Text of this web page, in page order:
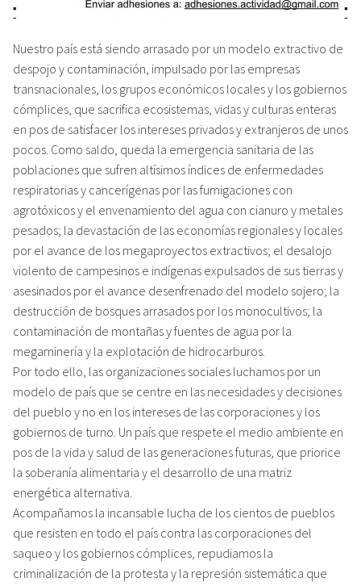
Nuestro país está siendo arrasado por un modelo extractivo de
despojo y contaminación, impulsado por las empresas
transnacionales, los grupos económicos locales y los gobiernos
cómplices, que sacrifica ecosistemas, vidas y culturas enteras
en pos de satisfacer los intereses privados y extranjeros de unos
pocos. Como saldo, queda la emergencia sanitaria de las
poblaciones que sufren altísimos índices de enfermedades
respiratorias y cancerígenas por las fumigaciones con
agrotóxicos y el envenamiento del agua con cianuro y metales
pesados; la devastación de las economías regionales y locales
por el avance de los megaproyectos extractivos; el desalojo
violento de campesinos e indígenas expulsados de sus tierras y
asesinados por el avance desenfrenado del modelo sojero; la
destrucción de bosques arrasados por los monocultivos; la
contaminación de montañas y fuentes de agua por la
megaminería y la explotación de hidrocarburos.
Por todo ello, las organizaciones sociales luchamos por un
modelo de país que se centre en las necesidades y decisiones
del pueblo y no en los intereses de las corporaciones y los
gobiernos de turno. Un país que respete el medio ambiente en
pos de la vida y salud de las generaciones futuras, que priorice
la soberanía alimentaria y el desarrollo de una matriz
energética alternativa.
Acompañamos la incansable lucha de los cientos de pueblos
que resisten en todo el país contra las corporaciones del
saqueo y los gobiernos cómplices, repudiamos la
criminalización de la protesta y la represión sistemática que